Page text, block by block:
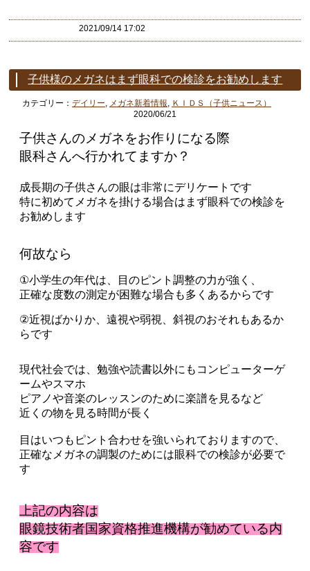
2021/09/14 17:02
子供様のメガネはまず眼科での検診をお勧めします
カテゴリー： デイリー, メガネ新着情報, ＫＩＤＳ（子供ニュース）
2020/06/21
子供さんのメガネをお作りになる際
眼科さんへ行かれてますか？
成長期の子供さんの眼は非常にデリケートです
特に初めてメガネを掛ける場合はまず眼科での検診を
お勧めします
何故なら
①小学生の年代は、目のピント調整の力が強く、
正確な度数の測定が困難な場合も多くあるからです
②近視ばかりか、遠視や弱視、斜視のおそれもあるか
らです
現代社会では、勉強や読書以外にもコンピューターゲ
ームやスマホ
ピアノや音楽のレッスンのために楽譜を見るなど
近くの物を見る時間が長く
目はいつもピント合わせを強いられておりますので、
正確なメガネの調製のためには眼科での検診が必要で
す
上記の内容は
眼鏡技術者国家資格推進機構が勧めている内
容です